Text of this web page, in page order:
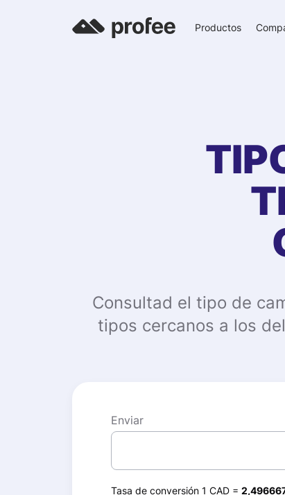
Productos
Consultad el tipo de
tipos cercanos a los
Enviar
Tasa de conversión 1 CAD =